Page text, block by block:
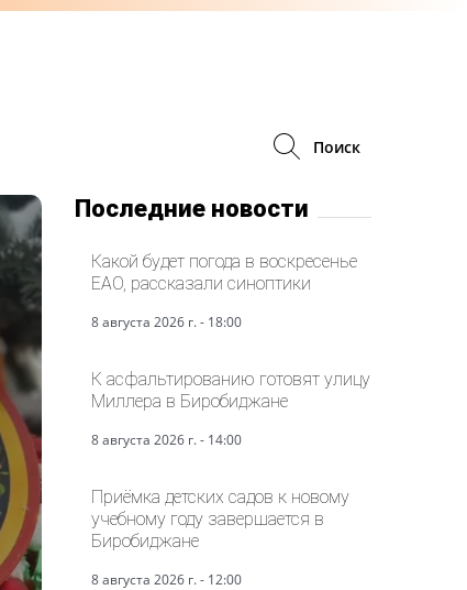
Поиск
Последние новости
Какой будет погода в воскресенье
ЕАО, рассказали синоптики
8 августа 2026 г. - 18:00
К асфальтированию готовят улицу
Миллера в Биробиджане
8 августа 2026 г. - 14:00
Приёмка детских садов к новому
учебному году завершается в
Биробиджане
8 августа 2026 г. - 12:00